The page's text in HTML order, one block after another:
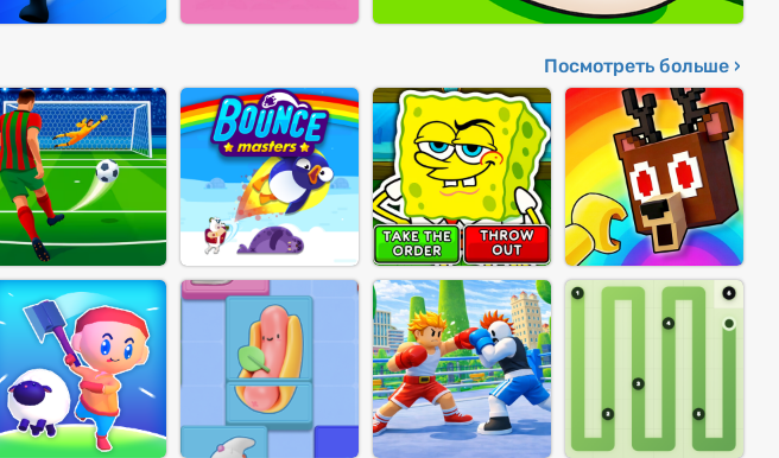
Посмотреть больше ›